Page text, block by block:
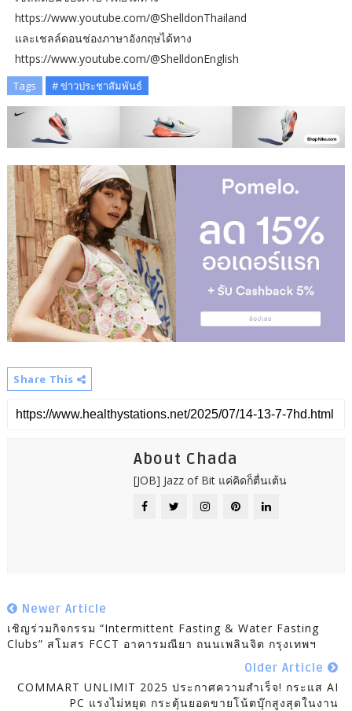
https://www.youtube.com/@ShelldonThailand
และเชลล์ดอนช่องภาษาอังกฤษได้ทาง
https://www.youtube.com/@ShelldonEnglish
Tags # ข่าวประชาสัมพันธ์
Share This
About Chada
[JOB] Jazz of Bit แค่คิดก็ตื่นเต้น
Newer Article
เชิญร่วมกิจกรรม “Intermittent Fasting & Water Fasting
Clubs” สโมสร FCCT อาคารมณียา ถนนเพลินจิต กรุงเทพฯ
Older Article
COMMART UNLIMIT 2025 ประกาศความสำเร็จ! กระแส AI
PC แรงไม่หยุด กระตุ้นยอดขายโน้ตบุ๊กสูงสุดในงาน